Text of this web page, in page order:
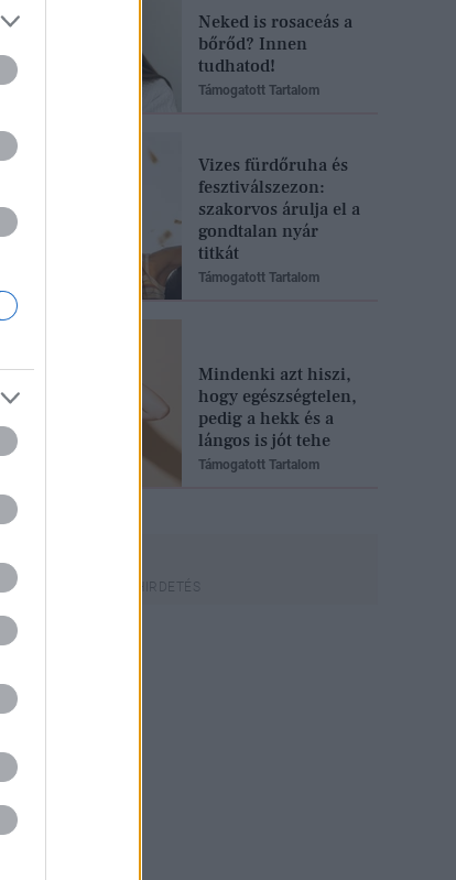
Neked is rosaceás a
bőrőd? Innen
tudhatod!
Támogatott Tartalom
Vizes fürdőruha és
fesztiválszezon:
szakorvos árulja el a
gondtalan nyár
titkát
Támogatott Tartalom
Mindenki azt hiszi,
hogy egészségtelen,
pedig a hekk és a
lángos is jót tehe
Támogatott Tartalom